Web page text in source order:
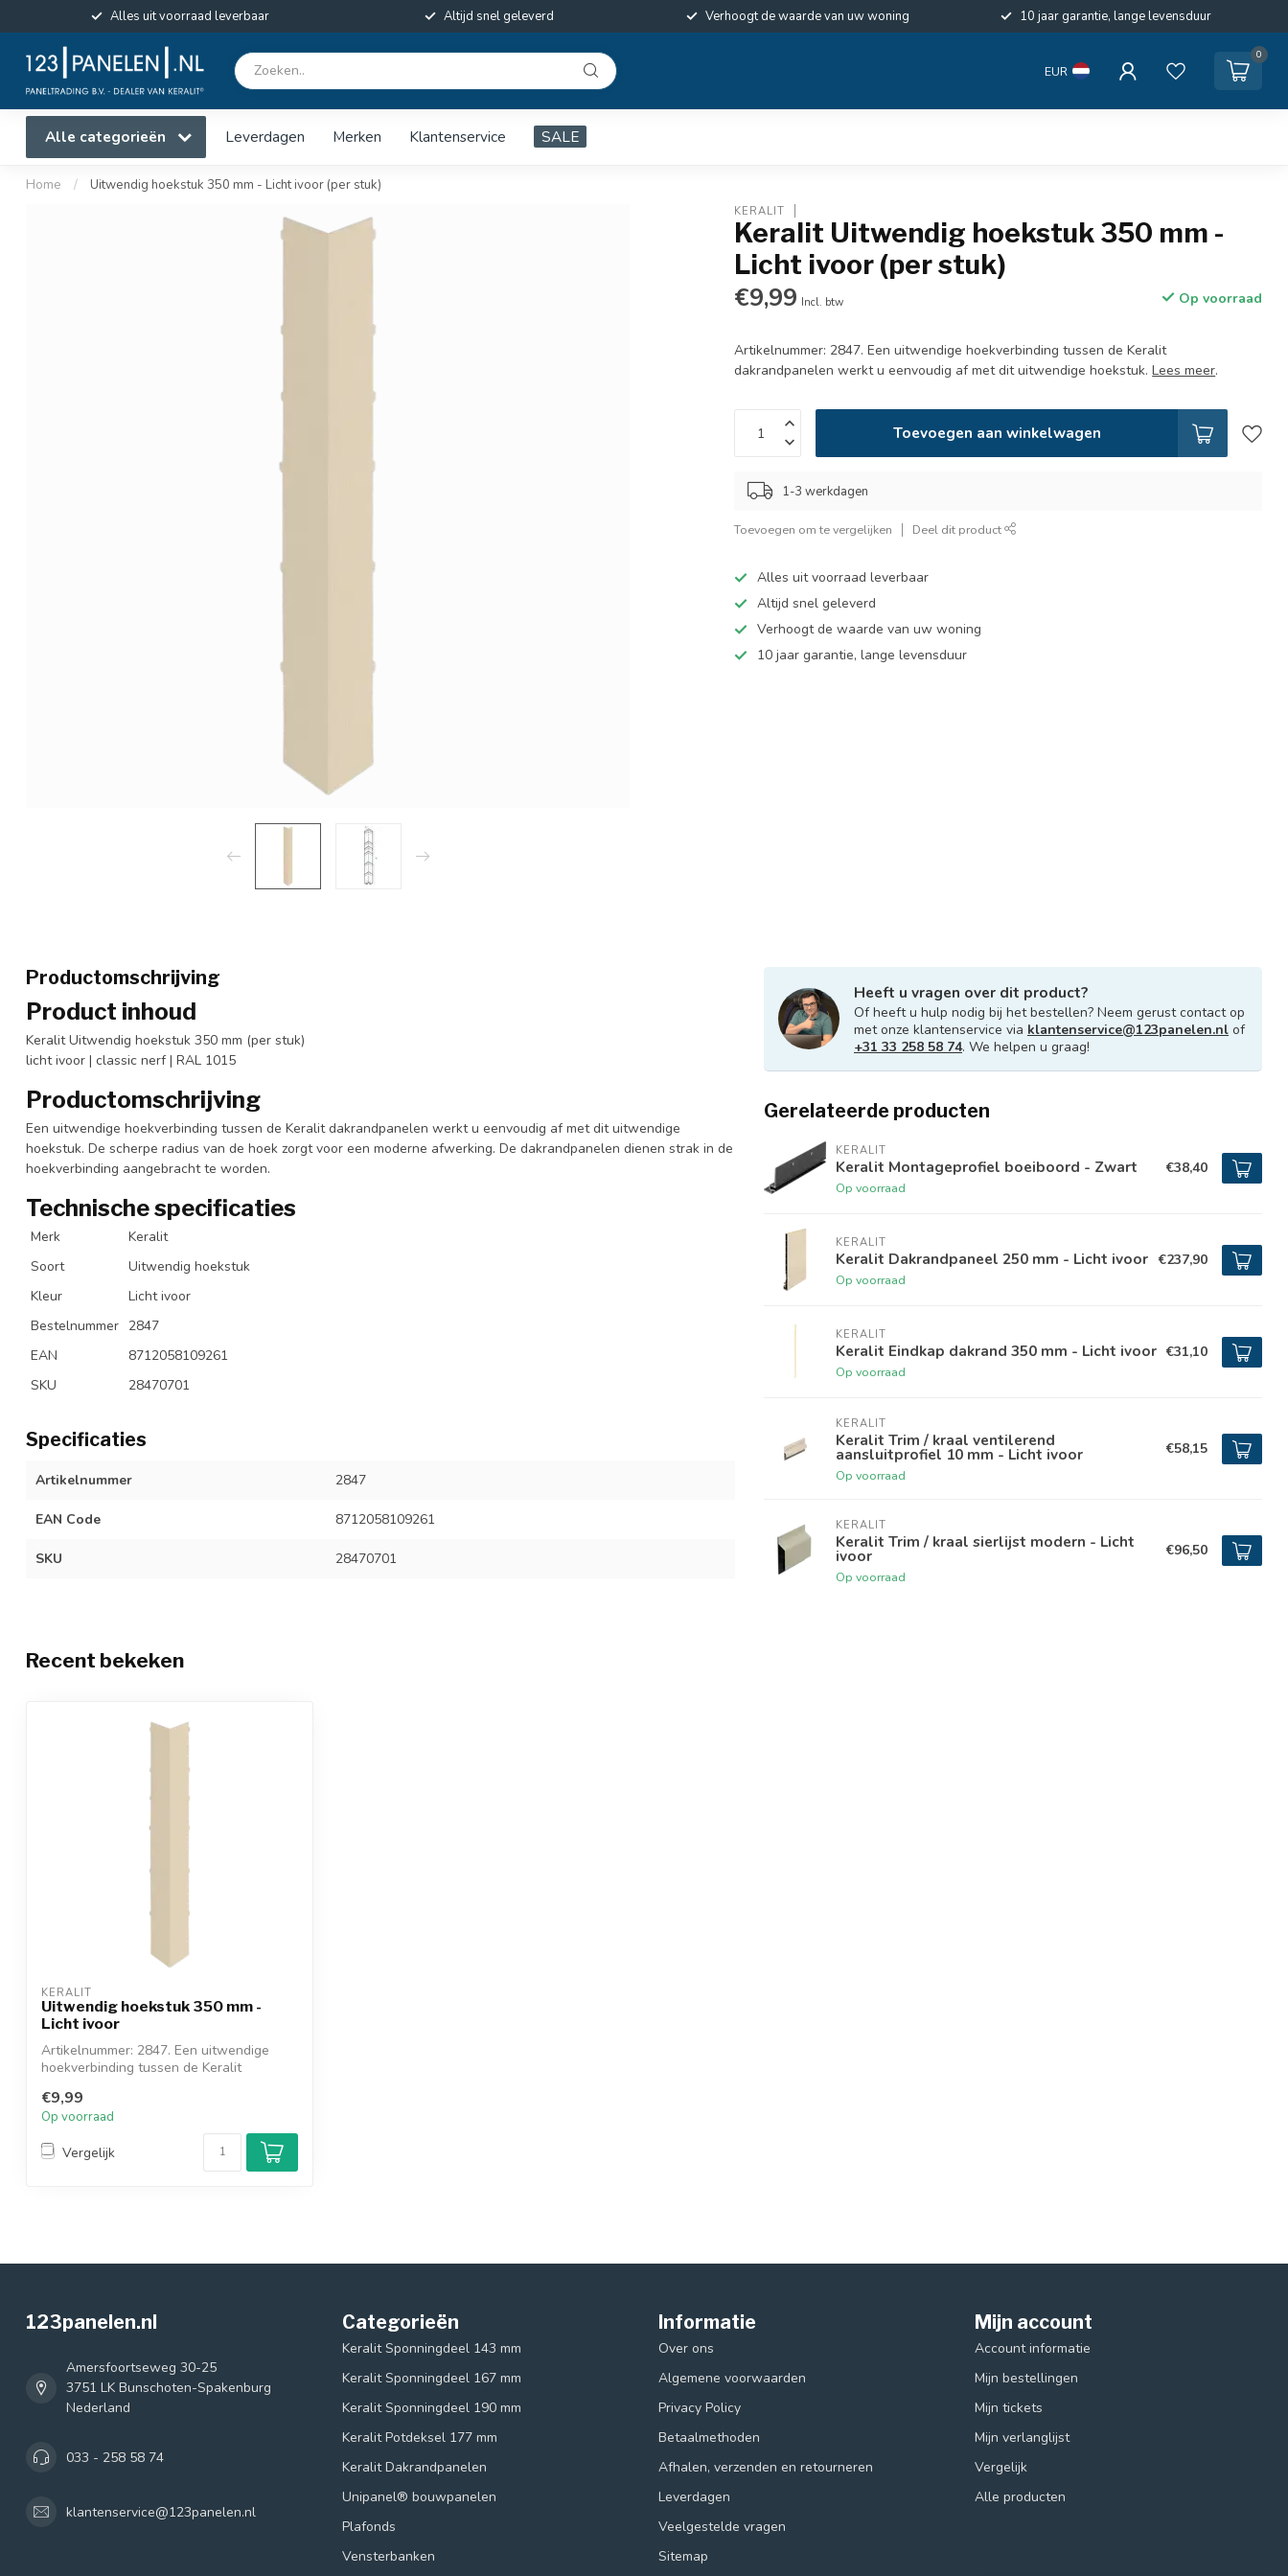
Alles uit voorraad leverbaar Altijd snel geleverd Verhoogt de waarde van uw woning 10 jaar garantie, lange levensduur
EUR
0
Alle categorieën Leverdagen Merken Klantenservice SALE
Home / Uitwendig hoekstuk 350 mm - Licht ivoor (per stuk)
KERALIT
Keralit Uitwendig hoekstuk 350 mm -
Licht ivoor (per stuk)
€9,99 Incl. btw Op voorraad
Artikelnummer: 2847. Een uitwendige hoekverbinding tussen de Keralit
dakrandpanelen werkt u eenvoudig af met dit uitwendige hoekstuk.Lees meer.
Toevoegen aan winkelwagen
1-3 werkdagen
Toevoegen om te vergelijken Deel dit product
Alles uit voorraad leverbaar
Altijd snel geleverd
Verhoogt de waarde van uw woning
10 jaar garantie, lange levensduur
Productomschrijving
Product inhoud
Keralit Uitwendig hoekstuk 350 mm (per stuk)
licht ivoor | classic nerf | RAL 1015
Productomschrijving
Een uitwendige hoekverbinding tussen de Keralit dakrandpanelen werkt u eenvoudig af met dit uitwendige
hoekstuk. De scherpe radius van de hoek zorgt voor een moderne afwerking. De dakrandpanelen dienen strak in de
hoekverbinding aangebracht te worden.
Technische specificaties
Merk
Keralit
Soort
Uitwendig hoekstuk
Kleur
Licht ivoor
Bestelnummer 2847
EAN
8712058109261
SKU
28470701
Specificaties
Artikelnummer 2847
EAN Code 8712058109261
SKU 28470701
Heeft u vragen over dit product?
Of heeft u hulp nodig bij het bestellen? Neem gerust contact op
met onze klantenservice via klantenservice@123panelen.nl of
+31 33 258 58 74. We helpen u graag!
Gerelateerde producten
KERALIT
Keralit Montageprofiel boeiboord - Zwart
Op voorraad
€38,40
KERALIT
Keralit Dakrandpaneel 250 mm - Licht ivoor
Op voorraad
€237,90
KERALIT
Keralit Eindkap dakrand 350 mm - Licht ivoor
Op voorraad
€31,10
KERALIT
Keralit Trim / kraal ventilerend
aansluitprofiel 10 mm - Licht ivoor
Op voorraad
€58,15
KERALIT
Keralit Trim / kraal sierlijst modern - Licht
ivoor
Op voorraad
€96,50
Recent bekeken
KERALIT
Uitwendig hoekstuk 350 mm -
Licht ivoor
Artikelnummer: 2847. Een uitwendige
hoekverbinding tussen de Keralit
€9,99
Op voorraad
Vergelijk
123panelen.nl
Amersfoortseweg 30-25
3751 LK Bunschoten-Spakenburg
Nederland
033 - 258 58 74
klantenservice@123panelen.nl
Categorieën
Keralit Sponningdeel 143 mm
Keralit Sponningdeel 167 mm
Keralit Sponningdeel 190 mm
Keralit Potdeksel 177 mm
Keralit Dakrandpanelen
Unipanel® bouwpanelen
Plafonds
Vensterbanken
Informatie
Over ons
Algemene voorwaarden
Privacy Policy
Betaalmethoden
Afhalen, verzenden en retourneren
Leverdagen
Veelgestelde vragen
Sitemap
Mijn account
Account informatie
Mijn bestellingen
Mijn tickets
Mijn verlanglijst
Vergelijk
Alle producten